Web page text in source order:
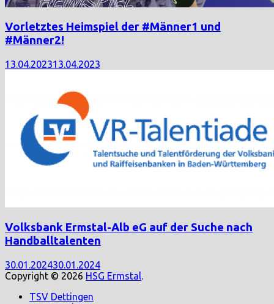
Vorletztes Heimspiel der #Männer1 und
#Männer2!
13.04.202313.04.2023
Volksbank Ermstal-Alb eG auf der Suche nach
Handballtalenten
30.01.202430.01.2024
Copyright © 2026 HSG Ermstal
TSV Dettingen